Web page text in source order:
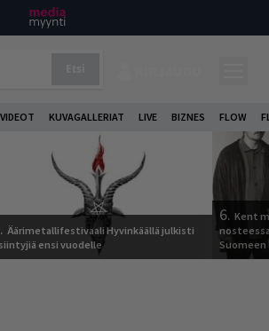
KUVAGALLERIAT LIVE BIZNES FLOW
Äärimetallifestivaali Hyvinkäällä julkisti
ensi vuodelle
6. Kent
Suomeen